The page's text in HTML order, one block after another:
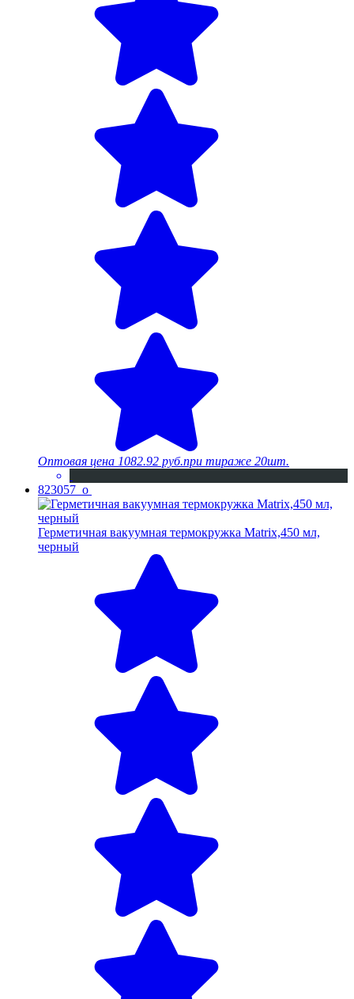
Оптовая цена 1082.92 руб.при тираже 20шт.
823057_o
Герметичная вакуумная термокружка Matrix,450 мл,
черный